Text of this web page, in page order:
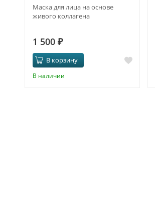
Маска для лица на основе
живого коллагена
1 500 ₽
В корзину
В наличии